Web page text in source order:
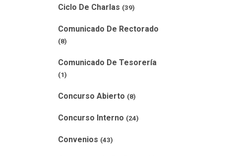
Ciclo De Charlas (39)
Comunicado De Rectorado
(8)
Comunicado De Tesorería
(1)
Concurso Abierto (8)
Concurso Interno (24)
Convenios (43)